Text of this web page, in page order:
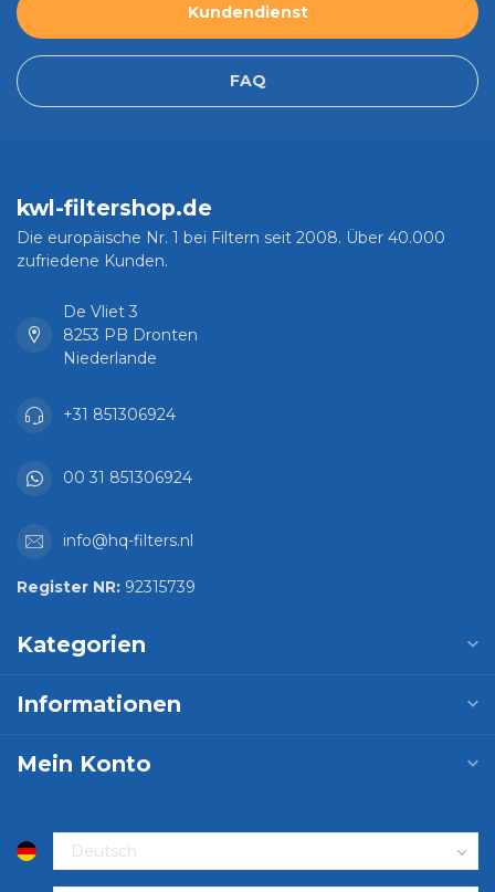
Kundendienst
FAQ
kwl-filtershop.de
Die europäische Nr. 1 bei Filtern seit 2008. Über 40.000
zufriedene Kunden.
De Vliet 3
8253 PB Dronten
Niederlande
+31 851306924
00 31 851306924
info@hq-filters.nl
Register NR: 92315739
Kategorien
Informationen
Mein Konto